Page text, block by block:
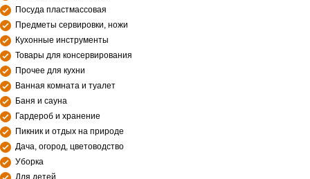
Посуда пластмассовая
Предметы сервировки, ножи
Кухонные инструменты
Товары для консервирования
Прочее для кухни
Ванная комната и туалет
Баня и сауна
Гардероб и хранение
Пикник и отдых на природе
Дача, огород, цветоводство
Уборка
Для детей